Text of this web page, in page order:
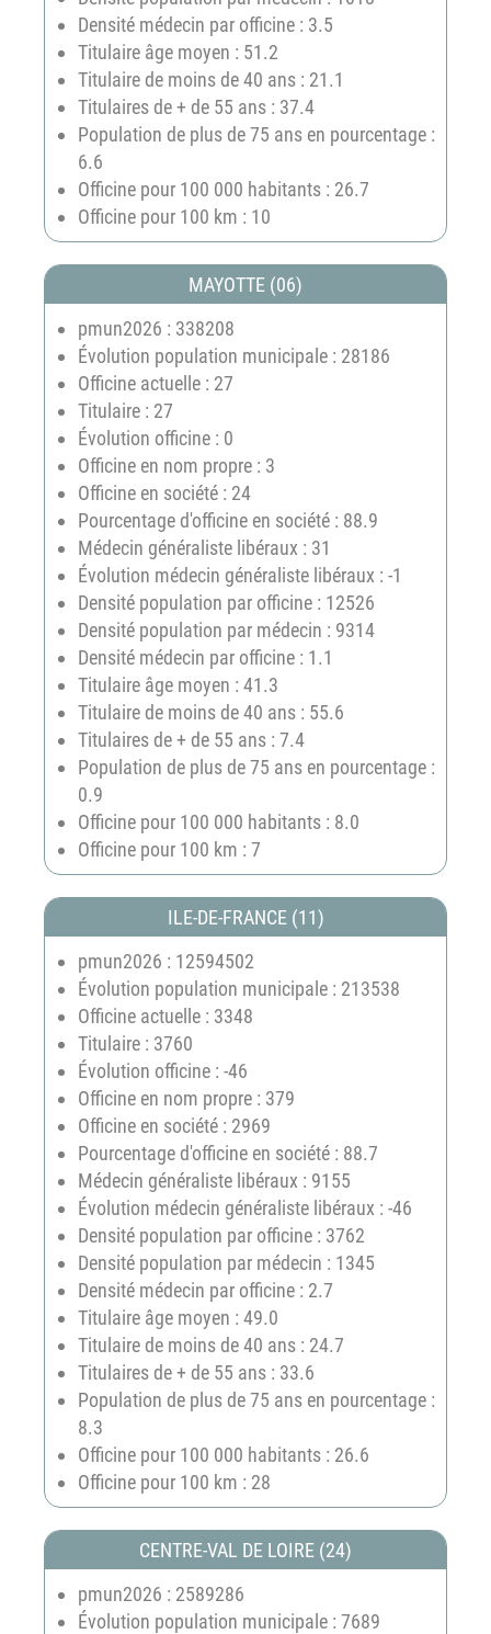
Densité médecin par officine : 3.5
Titulaire âge moyen : 51.2
Titulaire de moins de 40 ans : 21.1
Titulaires de + de 55 ans : 37.4
Population de plus de 75 ans en pourcentage :
6.6
Officine pour 100 000 habitants : 26.7
Officine pour 100 km : 10
MAYOTTE (06)
pmun2026 : 338208
Évolution population municipale : 28186
Officine actuelle : 27
Titulaire : 27
Évolution officine : 0
Officine en nom propre : 3
Officine en société : 24
Pourcentage d'officine en société : 88.9
Médecin généraliste libéraux : 31
Évolution médecin généraliste libéraux : -1
Densité population par officine : 12526
Densité population par médecin : 9314
Densité médecin par officine : 1.1
Titulaire âge moyen : 41.3
Titulaire de moins de 40 ans : 55.6
Titulaires de + de 55 ans : 7.4
Population de plus de 75 ans en pourcentage :
0.9
Officine pour 100 000 habitants : 8.0
Officine pour 100 km : 7
ILE-DE-FRANCE (11)
pmun2026 : 12594502
Évolution population municipale : 213538
Officine actuelle : 3348
Titulaire : 3760
Évolution officine : -46
Officine en nom propre : 379
Officine en société : 2969
Pourcentage d'officine en société : 88.7
Médecin généraliste libéraux : 9155
Évolution médecin généraliste libéraux : -46
Densité population par officine : 3762
Densité population par médecin : 1345
Densité médecin par officine : 2.7
Titulaire âge moyen : 49.0
Titulaire de moins de 40 ans : 24.7
Titulaires de + de 55 ans : 33.6
Population de plus de 75 ans en pourcentage :
8.3
Officine pour 100 000 habitants : 26.6
Officine pour 100 km : 28
CENTRE-VAL DE LOIRE (24)
pmun2026 : 2589286
Évolution population municipale : 7689